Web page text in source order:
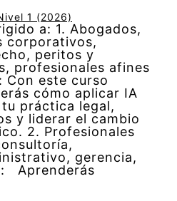
1 (2026)
a: 1. Abogados,
corporativos,
peritos y
profesionales afines
Con este curso
cómo aplicar IA
práctica legal,
y liderar el cambio
2. Profesionales
gerencia,
Aprenderás